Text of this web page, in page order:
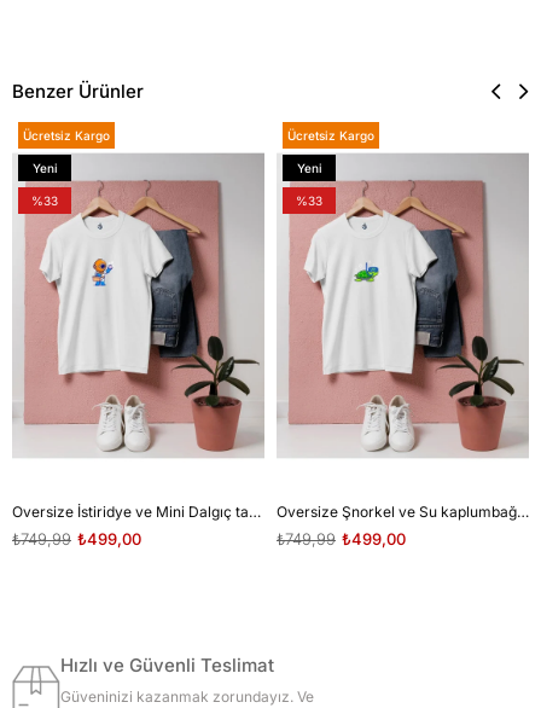
Benzer Ürünler
Oversize İstiridye ve Mini Dalgıç tasarım unisex T-shirt
₺499,00
₺749,99
Ücretsiz Kargo
Yeni
Ürün
%33
Oversize Şnorkel ve Su kaplumbağası tasarım unisex T-shirt
₺499,00
₺749,99
Ücretsiz Kargo
Yeni
Ürün
%33
Hızlı ve Güvenli Teslimat
Güveninizi kazanmak zorundayız. Ve